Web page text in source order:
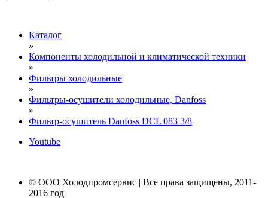
Каталог
»
Компоненты холодильной и климатической техники
»
Фильтры холодильные
»
Фильтры-осушители холодильные, Danfoss
»
Фильтр-осушитель Danfoss DCL 083 3/8
Youtube
© ООО Холодпромсервис | Все права защищены, 2011-
2016 год